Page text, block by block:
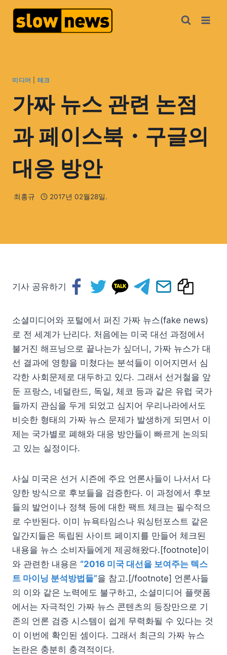
미디어 테크
가짜 뉴스 관련 논점
과 페이스북・구글의
대응 방안
최홍규 2017년 02월28일.
기사 공유하기
소셜미디어와 포털에서 퍼진 가짜 뉴스(fake news)
로 전 세계가 난리다. 처음에는 미국 대선 과정에서
불거진 해프닝으로 끝나는가 싶더니, 가짜 뉴스가 대
선 결과에 영향을 미쳤다는 분석들이 이어지면서 심
각한 사회문제로 대두하고 있다. 그래서 선거철을 앞
둔 프랑스, 네덜란드, 독일, 체코 등과 같은 유럽 국가
들까지 관심을 두게 되었고 심지어 우리나라에서도
비슷한 형태의 가짜 뉴스 문제가 발생하게 되면서 이
제는 국가별로 폐해와 대응 방안들이 빠르게 논의되
고 있는 실정이다.
사실 미국은 선거 시즌에 주요 언론사들이 나서서 다
양한 방식으로 후보들을 검증한다. 이 과정에서 후보
들의 발언이나 정책 등에 대한 팩트 체크는 필수적으
로 수반된다. 이미 뉴욕타임스나 워싱턴포스트 같은
일간지들은 독립된 사이트 페이지를 만들어 체크된
내용을 뉴스 소비자들에게 제공해왔다.[footnote]이
와 관련한 내용은 “2016 미국 대선을 보여주는 텍스
트 마이닝 분석방법들”을 참고.[/footnote] 언론사들
의 이와 같은 노력에도 불구하고, 소셜미디어 플랫폼
에서는 자극적인 가짜 뉴스 콘텐츠의 등장만으로 기
존의 언론 검증 시스템이 쉽게 무력화될 수 있다는 것
이 이번에 확인된 셈이다. 그래서 최근의 가짜 뉴스
논란은 충분히 충격적이다.